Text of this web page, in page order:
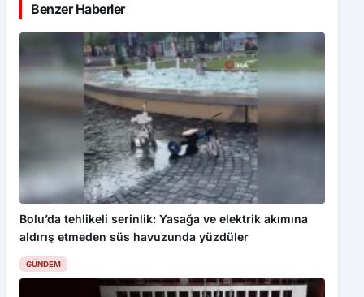
Benzer Haberler
Bolu’da tehlikeli serinlik: Yasağa ve elektrik akımına
aldırış etmeden süs havuzunda yüzdüler
GÜNDEM